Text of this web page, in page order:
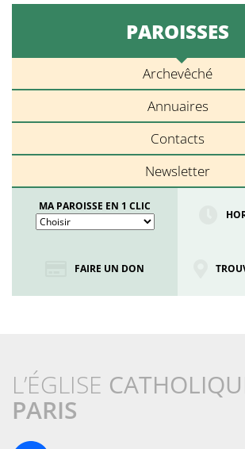
PAROISSES
Archevêché
Annuaires
Contacts
Newsletter
MA PAROISSE EN 1 CLIC
FAIRE UN DON
L’ÉGLISE
PARIS